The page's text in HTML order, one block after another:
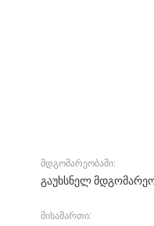
მდგომარეობაში:
გაუხსნელ
მისამართი: